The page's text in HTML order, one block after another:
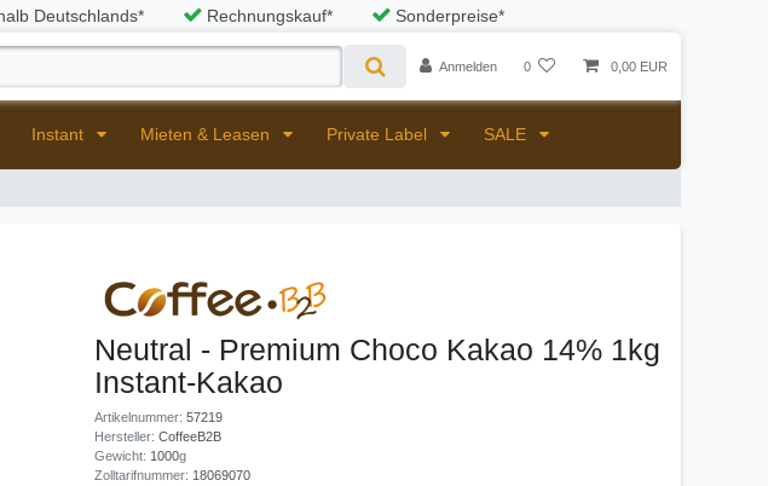
Deutschlands* Rechnungskauf* Sonderpreise*
Anmelden 0 0,00 EUR
Instant Mieten & Leasen Private Label SALE
Neutral - Premium Choco Kakao 14% 1kg
Instant-Kakao
Artikelnummer: 57219
Hersteller: CoffeeB2B
Gewicht: 1000g
Zolltarifnummer: 18069070